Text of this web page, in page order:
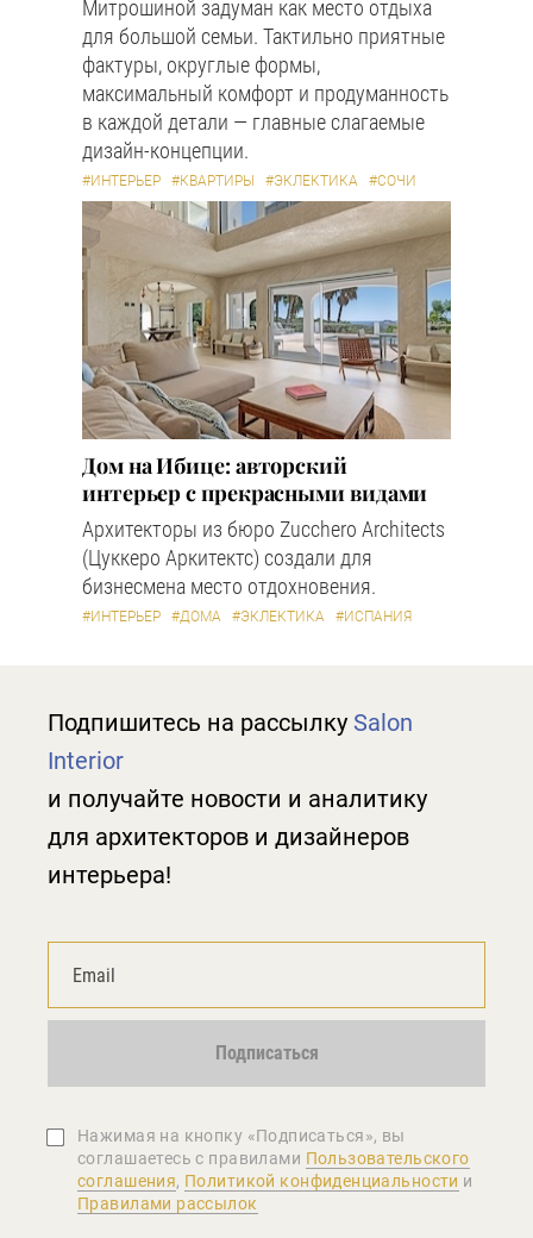
Митрошиной задуман как место отдыха
для большой семьи. Тактильно приятные
фактуры, округлые формы,
максимальный комфорт и продуманность
в каждой детали — главные слагаемые
дизайн-концепции.
#ИНТЕРЬЕР #КВАРТИРЫ #ЭКЛЕКТИКА #СОЧИ
Дом на Ибице: авторский
интерьер с прекрасными видами
Архитекторы из бюро Zucchero Architects
(Цуккеро Аркитектс) создали для
бизнесмена место отдохновения.
#ИНТЕРЬЕР #ДОМА #ЭКЛЕКТИКА #ИСПАНИЯ
Подпишитесь на рассылку Salon
Interior
и получайте новости и аналитику
для архитекторов и дизайнеров
интерьера!
Подписаться
Нажимая на кнопку «Подписаться», вы
соглашаетеcь с правилами Пользовательского
соглашения, Политикой конфиденциальности и
Правилами рассылок